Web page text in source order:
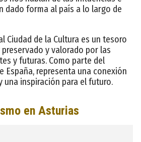
dado forma al país a lo largo de
Ciudad de la Cultura es un tesoro
y valorado por las
y futuras. Como parte del
España, representa una conexión
una inspiración para el futuro.